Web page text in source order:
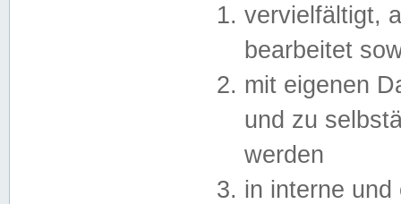
vervielfältigt,
bearbeitet
mit eigenen
und zu
werden
in interne